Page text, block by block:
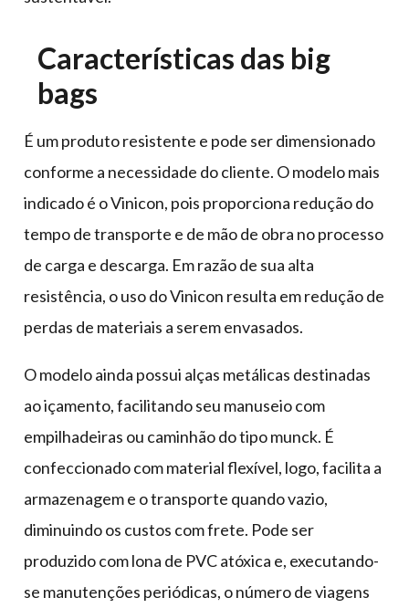
Características das big
bags
É um produto resistente e pode ser dimensionado
conforme a necessidade do cliente. O modelo mais
indicado é o Vinicon, pois proporciona redução do
tempo de transporte e de mão de obra no processo
de carga e descarga. Em razão de sua alta
resistência, o uso do Vinicon resulta em redução de
perdas de materiais a serem envasados.
O modelo ainda possui alças metálicas destinadas
ao içamento, facilitando seu manuseio com
empilhadeiras ou caminhão do tipo munck. É
confeccionado com material flexível, logo, facilita a
armazenagem e o transporte quando vazio,
diminuindo os custos com frete. Pode ser
produzido com lona de PVC atóxica e, executando-
se manutenções periódicas, o número de viagens